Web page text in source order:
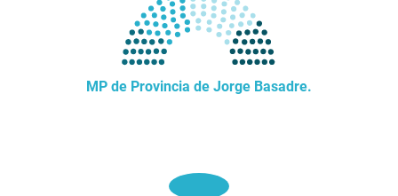
MP de Provincia de Jorge Basadre.